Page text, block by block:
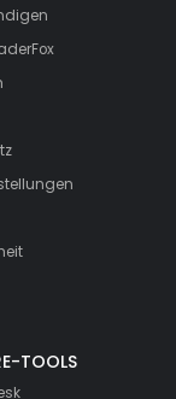
TOOLS